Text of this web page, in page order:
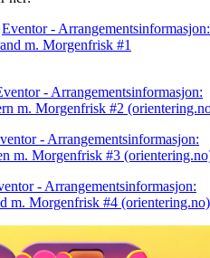
Eventor - Arrangementsinformasjon:
m. Morgenfrisk #1
- Arrangementsinformasjon:
m. Morgenfrisk #2
- Arrangementsinformasjon:
m. Morgenfrisk #3
- Arrangementsinformasjon:
m. Morgenfrisk #4 (orientering.no)